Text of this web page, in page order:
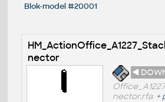
Blok-model #20001
nector
◄
nector.rfa +